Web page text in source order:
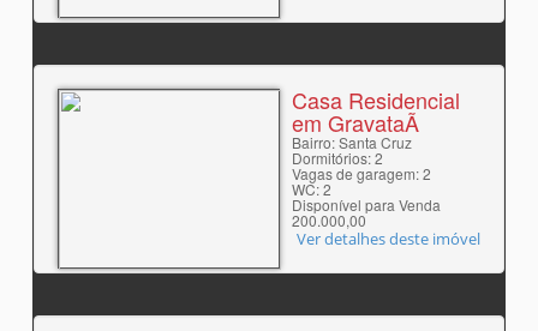
Casa Residencial
em GravataÃ­
Bairro: Santa Cruz
Dormitórios: 2
Vagas de garagem: 2
WC: 2
Disponível para Venda
200.000,00
Ver detalhes deste imóvel